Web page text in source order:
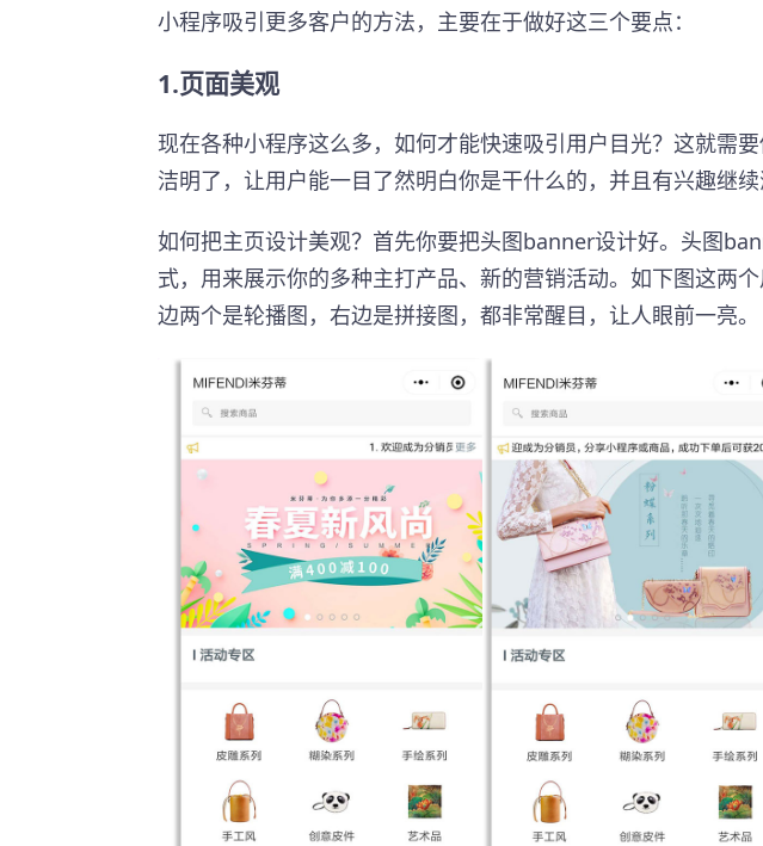
小程序吸引更多客户的方法，主要在于做好这三个要点：
1.页面美观
现在各种小程序这么多，如何才能快速吸引用户目光？这就需
洁明了，让用户能一目了然明白你是干什么的，并且有兴趣继续
如何把主页设计美观？首先你要把头图banner设计好。头图
式，用来展示你的多种主打产品、新的营销活动。如下图这两
边两个是轮播图，右边是拼接图，都非常醒目，让人眼前一亮。